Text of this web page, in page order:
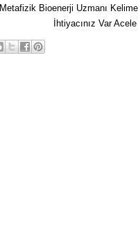
Metafizik Bioenerji Uzmanı
İhtiyacınız Var